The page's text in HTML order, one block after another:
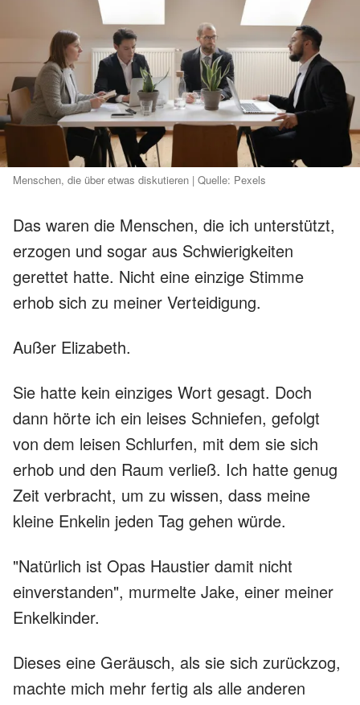
Menschen, die über etwas diskutieren | Quelle: Pexels
Das waren die Menschen, die ich unterstützt,
erzogen und sogar aus Schwierigkeiten
gerettet hatte. Nicht eine einzige Stimme
erhob sich zu meiner Verteidigung.
Außer Elizabeth.
Sie hatte kein einziges Wort gesagt. Doch
dann hörte ich ein leises Schniefen, gefolgt
von dem leisen Schlurfen, mit dem sie sich
erhob und den Raum verließ. Ich hatte genug
Zeit verbracht, um zu wissen, dass meine
kleine Enkelin jeden Tag gehen würde.
"Natürlich ist Opas Haustier damit nicht
einverstanden", murmelte Jake, einer meiner
Enkelkinder.
Dieses eine Geräusch, als sie sich zurückzog,
machte mich mehr fertig als alle anderen